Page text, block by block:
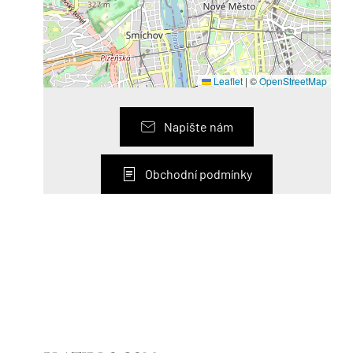
Leaflet | ©OpenStreetMap
Napište nám
Obchodní podmínky